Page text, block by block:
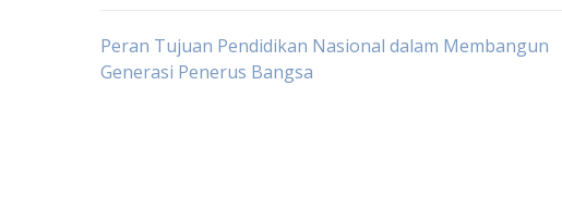
Post
Peran Tujuan Pendidikan Nasional dalam Membangun
Generasi Penerus Bangsa